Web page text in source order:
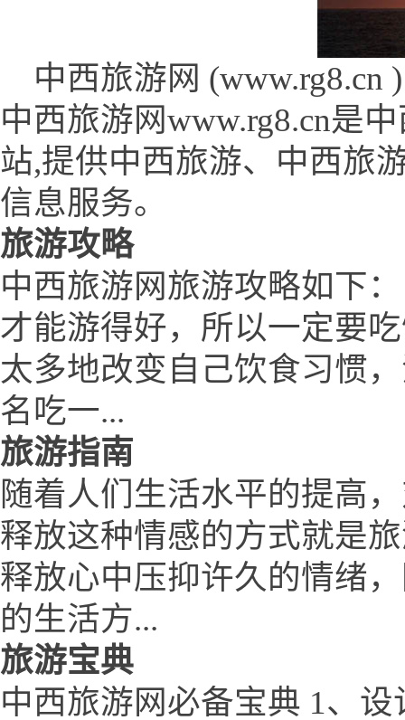
中西旅游网 (www.rg8.cn )
中西旅游网www.rg8.cn是
站,提供中西旅游、中西旅
信息服务。
旅游攻略
中西旅游网旅游攻略如下
才能游得好，所以一定要
太多地改变自己饮食习惯
名吃一...
旅游指南
随着人们生活水平的提高
释放这种情感的方式就是
释放心中压抑许久的情绪
的生活方...
旅游宝典
中西旅游网必备宝典 1、